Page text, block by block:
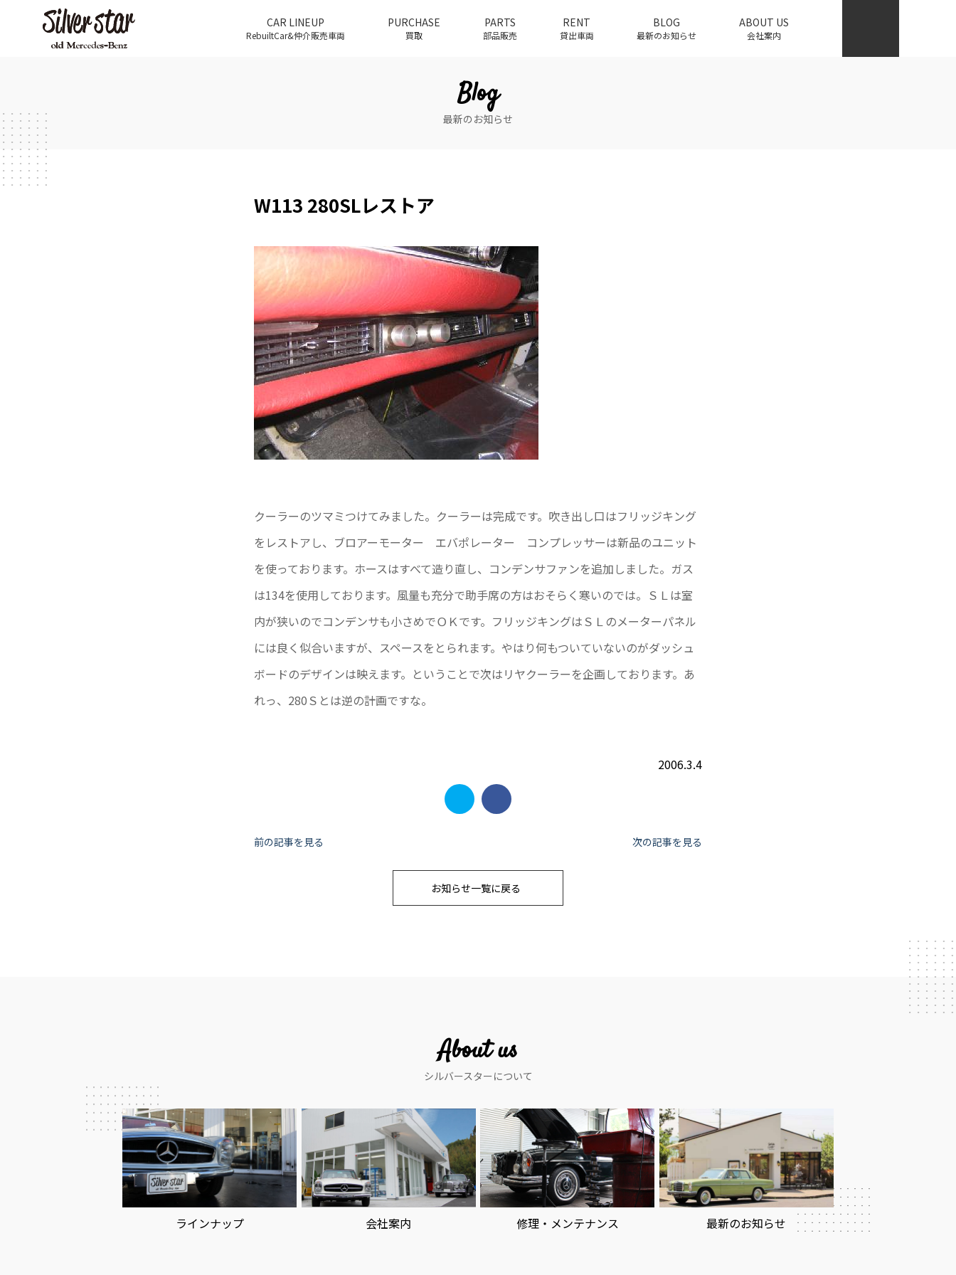
CAR LINEUP
RebuiltCar&仲介販売車両
PURCHASE
買取
PARTS
部品販売
RENT
貸出車両
BLOG
最新のお知らせ
ABOUT US
会社案内
Blog
最新のお知らせ
W113 280SLレストア
クーラーのツマミつけてみました。クーラーは完成です。吹き出し口はフリッジキング
をレストアし、ブロアーモーター エバポレーター コンプレッサーは新品のユニット
を使っております。ホースはすべて造り直し、コンデンサファンを追加しました。ガス
は134を使用しております。風量も充分で助手席の方はおそらく寒いのでは。ＳＬは室
内が狭いのでコンデンサも小さめでＯＫです。フリッジキングはＳＬのメーターパネル
には良く似合いますが、スペースをとられます。やはり何もついていないのがダッシュ
ボードのデザインは映えます。ということで次はリヤクーラーを企画しております。あ
れっ、280Ｓとは逆の計画ですな。
2006.3.4
投
前の記事を見る 次の記事を見る
お知らせ一覧に戻る
About us
シルバースターについて
ラインナップ 会社案内 修理・メンテナンス 最新のお知らせ